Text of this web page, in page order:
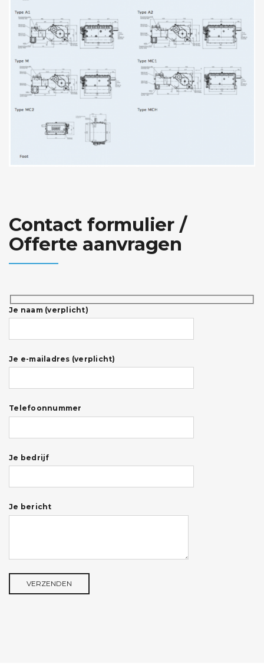
Contact formulier /
Offerte aanvragen
Je naam (verplicht)
Je e-mailadres (verplicht)
Telefoonnummer
Je bedrijf
Je bericht